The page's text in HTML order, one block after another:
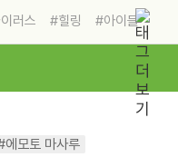
러스 #힐링
#아이들
에모토 마사루